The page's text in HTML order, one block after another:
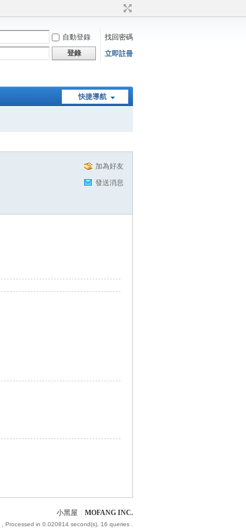
自動登錄
找回密碼
登錄 立即註冊
快捷導航
加為好友
發送消息
小黑屋 MOFANG INC.
, Processed in 0.020814 second(s), 16 queries .